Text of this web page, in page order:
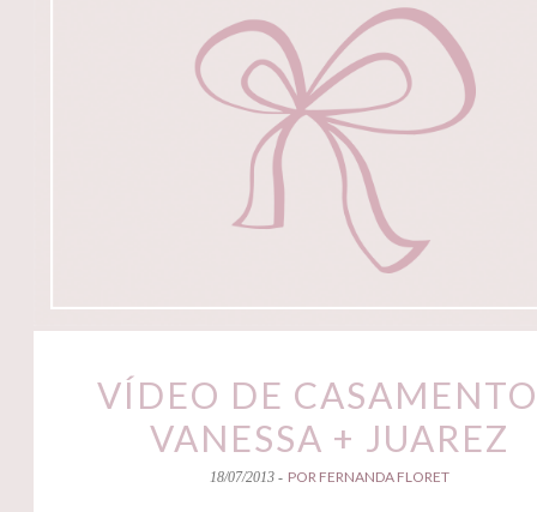
VÍDEO DE
VANESSA + JUAREZ
18/07/2013 - POR FERNANDA FLORET